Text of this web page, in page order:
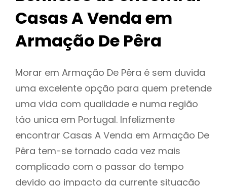
Casas A Venda em
Armação De Pêra
Morar em Armação De Pêra é sem duvida
uma excelente opção para quem pretende
uma vida com qualidade e numa região
táo unica em Portugal. Infelizmente
encontrar Casas A Venda em Armação De
Pêra tem-se tornado cada vez mais
complicado com o passar do tempo
devido ao impacto da currente situação